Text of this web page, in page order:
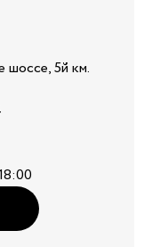
шоссе, 5й км.